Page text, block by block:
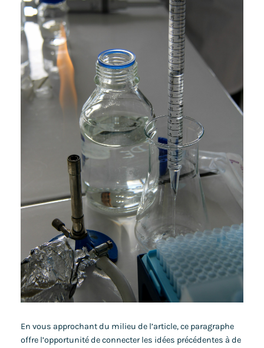
En vous approchant du milieu de l’article, ce paragraphe
offre l’opportunité de connecter les idées précédentes à de